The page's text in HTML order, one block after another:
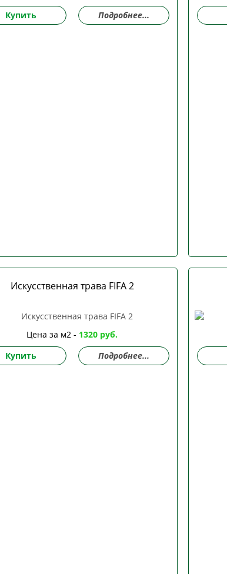
Купить
Подробнее...
Искусственная трава FIFA 2
Цена за м2 - 1320 руб.
Купить
Подробнее...